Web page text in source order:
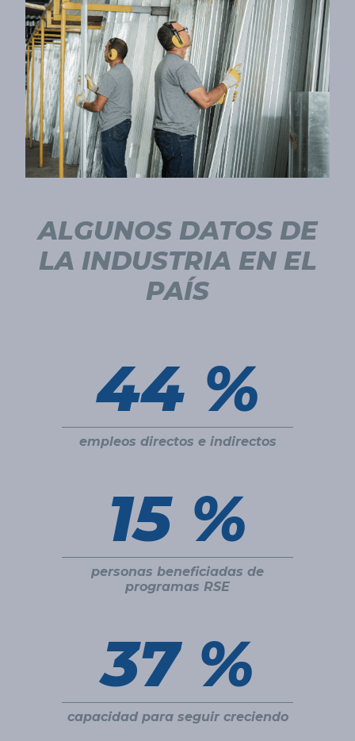
ALGUNOS DATOS DE
LA INDUSTRIA EN EL
PAÍS
45 %
empleos directos e indirectos
15 %
personas beneficiadas de
programas RSE
37 %
capacidad para seguir creciendo